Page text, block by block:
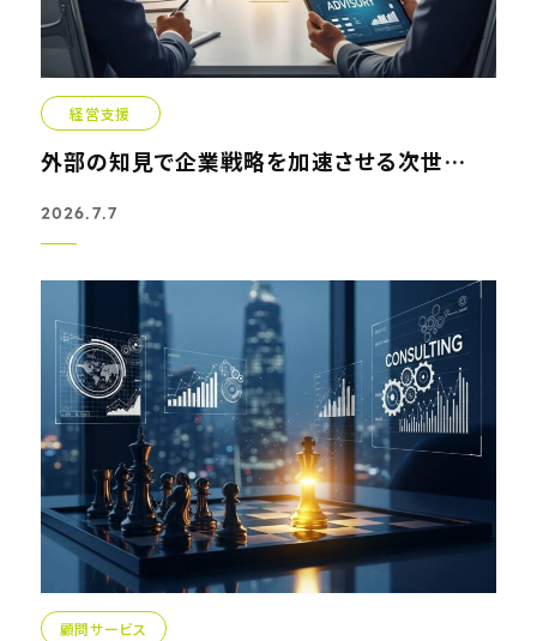
経営支援
外部の知見で企業戦略を加速させる次世代型顧問サービス導入...
2026.7.7
顧問サービス